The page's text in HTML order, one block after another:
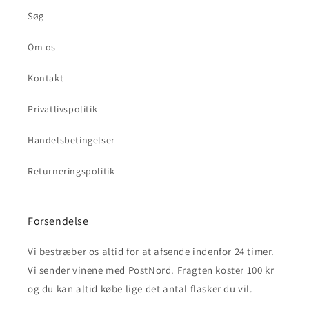
Søg
Om os
Kontakt
Privatlivspolitik
Handelsbetingelser
Returneringspolitik
Forsendelse
Vi bestræber os altid for at afsende indenfor 24 timer.
Vi sender vinene med PostNord. Fragten koster 100 kr
og du kan altid købe lige det antal flasker du vil.